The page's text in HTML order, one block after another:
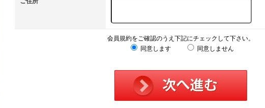
会員規約をご確認のうえ下記にチェックして下さい。
同意します
同意しません